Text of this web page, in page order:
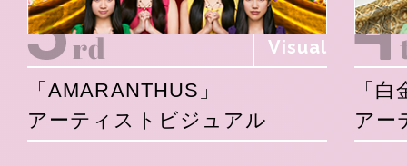
Visual
「AMARANTHUS」
アーティストビジュアル
「
アー